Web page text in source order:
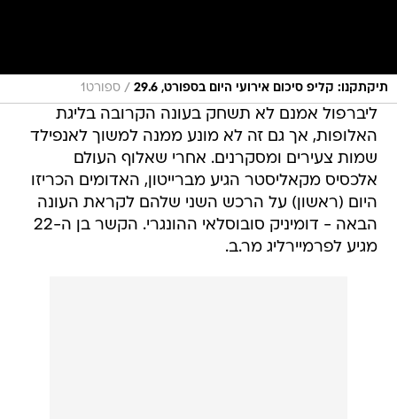
תיקתקנו: קליפ סיכום אירועי היום בספורט, 29.6 / ספורט1
ליברפול אמנם לא תשחק בעונה הקרובה בליגת
האלופות, אך גם זה לא מונע ממנה למשוך לאנפילד
שמות צעירים ומסקרנים. אחרי שאלוף העולם
אלכסיס מקאליסטר הגיע מברייטון, האדומים הכריזו
היום (ראשון) על הרכש השני שלהם לקראת העונה
הבאה - דומיניק סובוסלאי ההונגרי. הקשר בן ה-22
מגיע לפרמיירליג מר.ב.